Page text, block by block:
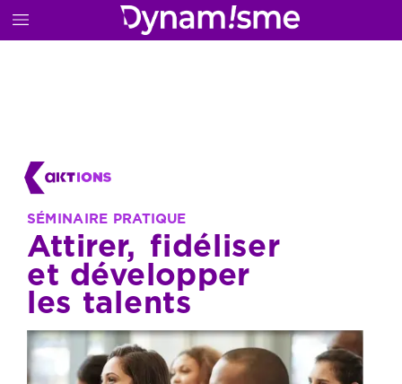
Attirer, fidéliser
et développer
les talents
SÉMINAIRE PRATIQUE